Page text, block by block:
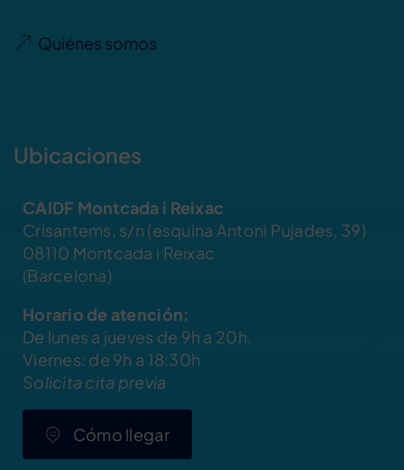
Quiénes somos
Ubicaciones
CAIDF Montcada i Reixac
Crisantems, s/n (esquina Antoni Pujades, 39)
08110 Montcada i Reixac
(Barcelona)
Horario de atención:
De lunes a jueves de 9h a 20h.
Viernes: de 9h a 18:30h
Solicita cita previa
Cómo llegar